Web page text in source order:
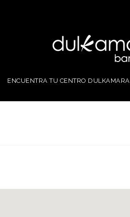
ENCUENTRA TU CENTRO DULKAMARA